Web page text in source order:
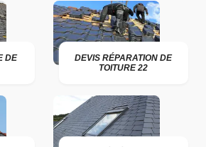
DE
DEVIS RÉPARATION DE
TOITURE 22